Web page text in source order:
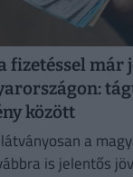
fizetéssel már
között
a
is jelentős